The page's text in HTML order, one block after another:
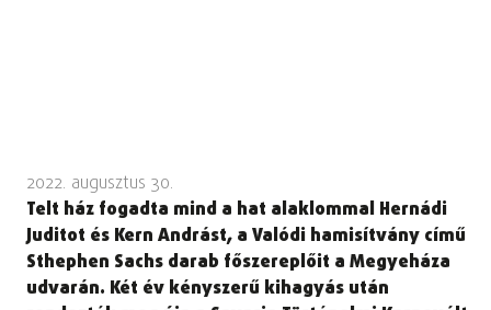
2022. augusztus 30.
Telt ház fogadta mind a hat alaklommal Hernádi
Juditot és Kern Andrást, a Valódi hamisítvány című
Sthephen Sachs darab főszereplőit a Megyeháza
udvarán. Két év kényszerű kihagyás után